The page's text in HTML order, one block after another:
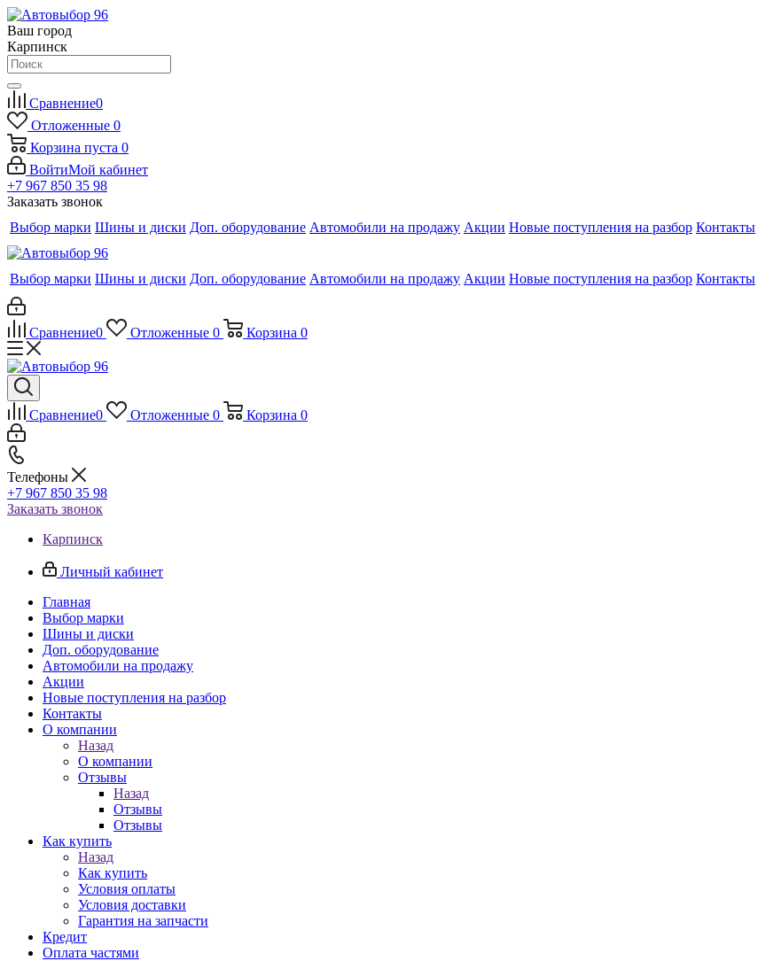
Ваш город
Карпинск
Сравнение0
Отложенные 0
Корзина пуста 0
ВойтиМой кабинет
+7 967 850 35 98
Заказать звонок
Выбор марки Шины и диски Доп. оборудование Автомобили на продажу Акции Новые поступления на разбор Контакты
Выбор марки Шины и диски Доп. оборудование Автомобили на продажу Акции Новые поступления на разбор Контакты
Сравнение0 Отложенные 0 Корзина 0
Сравнение0 Отложенные 0 Корзина 0
Телефоны
+7 967 850 35 98
Заказать звонок
Карпинск
Личный кабинет
Главная
Выбор марки
Шины и диски
Доп. оборудование
Автомобили на продажу
Акции
Новые поступления на разбор
Контакты
О компании
Назад
О компании
Отзывы
Назад
Отзывы
Отзывы
Как купить
Назад
Как купить
Условия оплаты
Условия доставки
Гарантия на запчасти
Кредит
Оплата частями